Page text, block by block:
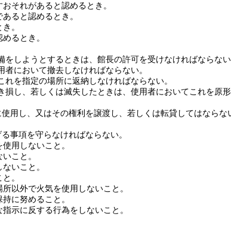
それがあると認めるとき。
ると認めるとき。
。
るとき。
しようとするときは、館長の許可を受けなければならない
において撤去しなければならない。
を指定の場所に返納しなければならない。
し、若しくは滅失したときは、使用者においてこれを原
用し、又はその権利を譲渡し、若しくは転貸してはならな
事項を守らなければならない。
用しないこと。
こと。
いこと。
。
以外で火気を使用しないこと。
に努めること。
示に反する行為をしないこと。